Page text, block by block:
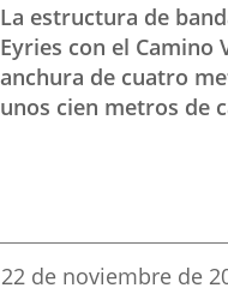
La estructura de
Eyries con el Camino
anchura de cuatro
unos cien metros de
Fecha
22 de noviembre de